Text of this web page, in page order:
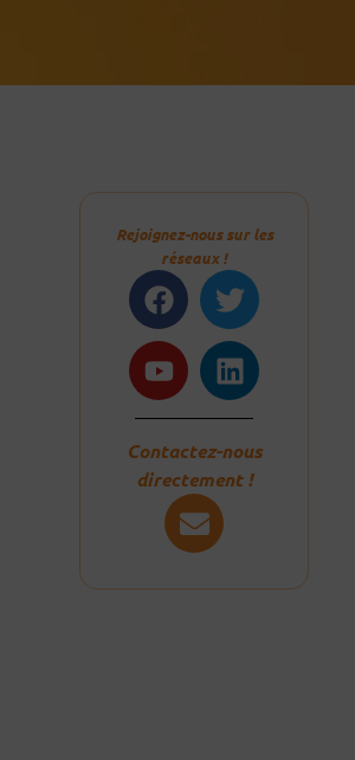
Rejoignez-nous sur les
réseaux !
Facebook
Twitter
YoutubeLinkedin
Contactez-nous
directement !